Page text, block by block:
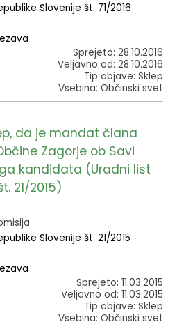
Slovenije št. 71/2016
Sprejeto: 28.10.2016
Veljavno od: 28.10.2016
Tip objave: Sklep
Vsebina: Občinski svet
da je mandat člana
Zagorje ob Savi
kandidata (Uradni list
21/2015)
Slovenije št. 21/2015
Sprejeto: 11.03.2015
Veljavno od: 11.03.2015
Tip objave: Sklep
Vsebina: Občinski svet